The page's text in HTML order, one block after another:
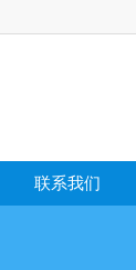
联系我们